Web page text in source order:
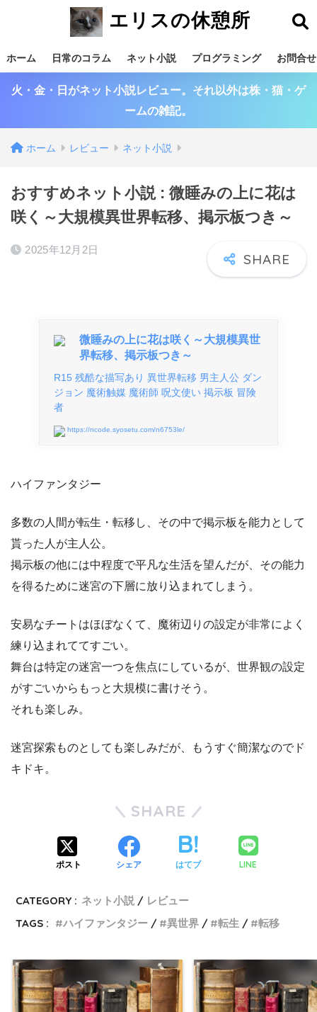
エリスの休憩所
ホーム 日常のコラム ネット小説 プログラミング お問合せ
火・金・日がネット小説レビュー。それ以外は株・猫・ゲ
ームの雑記。
ホーム レビュー ネット小説
おすすめネット小説 : 微睡みの上に花は
咲く～大規模異世界転移、掲示板つき～
2025年12月2日
微睡みの上に花は咲く～大規模異世
界転移、掲示板つき～
R15 残酷な描写あり 異世界転移 男主人公 ダン
ジョン 魔術触媒 魔術師 呪文使い 掲示板 冒険
者
https://ncode.syosetu.com/n6753le/
ハイファンタジー
多数の人間が転生・転移し、その中で掲示板を能力として
貰った人が主人公。
掲示板の他には中程度で平凡な生活を望んだが、その能力
を得るために迷宮の下層に放り込まれてしまう。
安易なチートはほぼなくて、魔術辺りの設定が非常によく
練り込まれててすごい。
舞台は特定の迷宮一つを焦点にしているが、世界観の設定
がすごいからもっと大規模に書けそう。
それも楽しみ。
迷宮探索ものとしても楽しみだが、もうすぐ簡潔なのでド
キドキ。
SHARE
ポスト シェア はてブ LINE
CATEGORY : ネット小説
レビュー
TAGS :
ハイファンタジー 異世界 転生 転移